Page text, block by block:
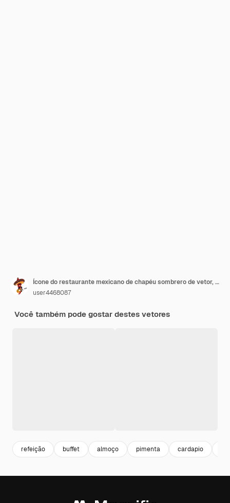
Ícone do restaurante mexicano de chapéu sombrero de vetor, maracas, pimenta malagueta vermelha e jalapeño verde. Cozinha mexicana tempera comida e sombrero festivo, símbolo da comida, restaurante tex-mex ou design de bistrô
user4468087
Você também pode gostar destes vetores
refeição buffet almoço pimenta cardapio